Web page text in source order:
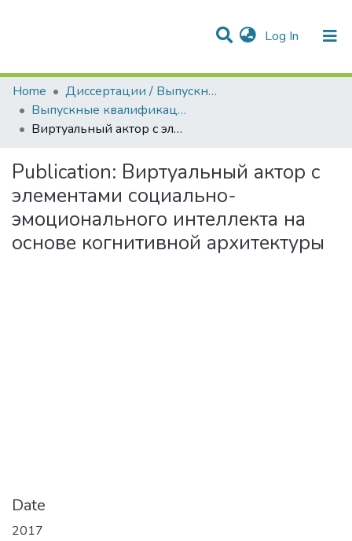
Log In (current)
Statistics
Communities & Collections
All of DSpace
Home
Диссертации / Выпускные квалификационные работы
Выпускные квалификационные работы
Виртуальный актор с элементами социально-эмоционального интеллекта на основе когнитивной архитектуры
Publication: Виртуальный актор с
элементами социально-
эмоционального интеллекта на
основе когнитивной архитектуры
Date
2017